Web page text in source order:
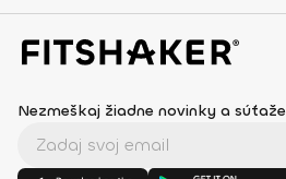
Nezmeškaj žiadne novinky a súťaže